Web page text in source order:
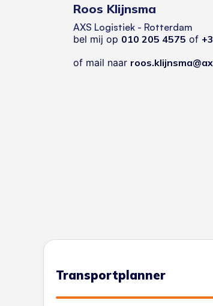
Roos Klijnsma
AXS Logistiek - Rotterdam
bel mij op 010 205 4575 of
of mail naar
Transportplanner